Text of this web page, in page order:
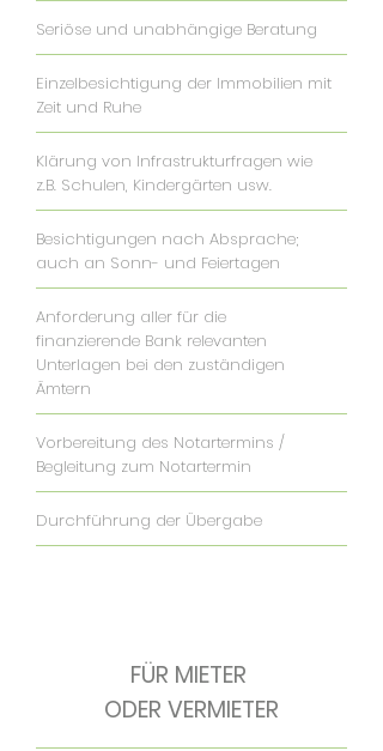
Seriöse und unabhängige Beratung
Einzelbesichtigung der Immobilien mit
Zeit und Ruhe
Klärung von Infrastrukturfragen wie
z.B. Schulen, Kindergärten usw.
Besichtigungen nach Absprache;
auch an Sonn- und Feiertagen
Anforderung aller für die
finanzierende Bank relevanten
Unterlagen bei den zuständigen
Ämtern
Vorbereitung des Notartermins /
Begleitung zum Notartermin
Durchführung der Übergabe
FÜR MIETER
ODER VERMIETER